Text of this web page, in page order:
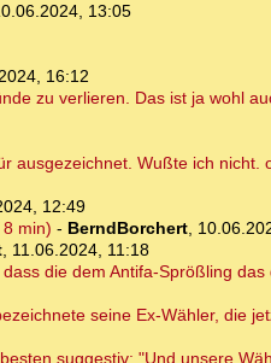
13:05
16:12
zu verlieren. Das ist ja wohl
ausgezeichnet. Wußte ich nicht.
12:49
min) - BerndBorchert,
, 11.06.2024, 11:18
die dem Antifa-Sprößling das
seine Ex-Wähler, die
suggestiv: "Und unsere